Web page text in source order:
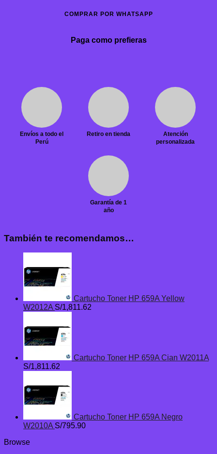
COMPRAR POR WHATSAPP
Paga como prefieras
Envíos a todo el
Perú
Retiro en tienda
Atención
personalizada
Garantía de 1
año
También te recomendamos…
Cartucho Toner HP 659A Yellow
W2012A S/1,811.62
Cartucho Toner HP 659A Cian W2011A
S/1,811.62
Cartucho Toner HP 659A Negro
W2010A S/795.90
Browse